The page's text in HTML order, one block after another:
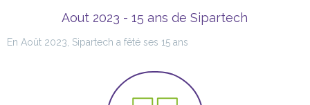
Aout 2023 - 15 ans de Sipartech
En Août 2023, Sipartech a fêté ses 15 ans